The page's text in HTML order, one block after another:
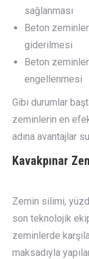
sağlanması
Beton
giderilmesi
Beton
engellenmesi
Gibi durumlar
zeminlerin en
adına avantajlar
Kavakpınar
Zemin silimi,
son teknolojik
zeminlerde
maksadıyla